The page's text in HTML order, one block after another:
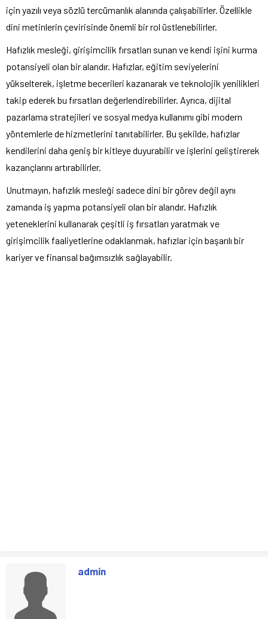
için yazılı veya sözlü tercümanlık alanında çalışabilirler. Özellikle
dini metinlerin çevirisinde önemli bir rol üstlenebilirler.
Hafızlık mesleği, girişimcilik fırsatları sunan ve kendi işini kurma
potansiyeli olan bir alandır. Hafızlar, eğitim seviyelerini
yükselterek, işletme becerileri kazanarak ve teknolojik yenilikleri
takip ederek bu fırsatları değerlendirebilirler. Ayrıca, dijital
pazarlama stratejileri ve sosyal medya kullanımı gibi modern
yöntemlerle de hizmetlerini tanıtabilirler. Bu şekilde, hafızlar
kendilerini daha geniş bir kitleye duyurabilir ve işlerini geliştirerek
kazançlarını artırabilirler.
Unutmayın, hafızlık mesleği sadece dini bir görev değil aynı
zamanda iş yapma potansiyeli olan bir alandır. Hafızlık
yeteneklerini kullanarak çeşitli iş fırsatları yaratmak ve
girişimcilik faaliyetlerine odaklanmak, hafızlar için başarılı bir
kariyer ve finansal bağımsızlık sağlayabilir.
admin